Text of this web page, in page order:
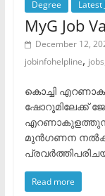
Degree Latest
MyG Job
December 12,
jobinfohelpline, jobs
കൊച്ചി
ഷോറൂമിലേക്ക്
മുൻഗണന
Read more